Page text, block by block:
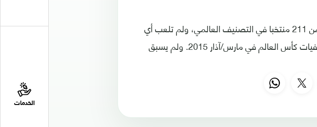
الخدمات
ووفقا لسجل الفيفا فإن باكستان تحتل المركز 200 ضمن 211 منتخبا في التصنيف العالمي، ولم تلعب أي
مباراة دولية منذ التعادل دون أهداف مع اليمن في تصفيات كأس العالم في مارس/آذار 2015. ولم يسبق